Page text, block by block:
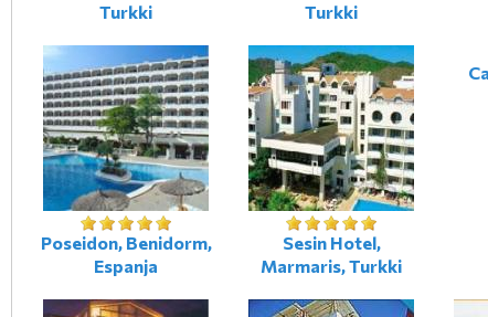
Turkki
Turkki
Poseidon, Benidorm,
Espanja
Sesin Hotel,
Marmaris, Turkki